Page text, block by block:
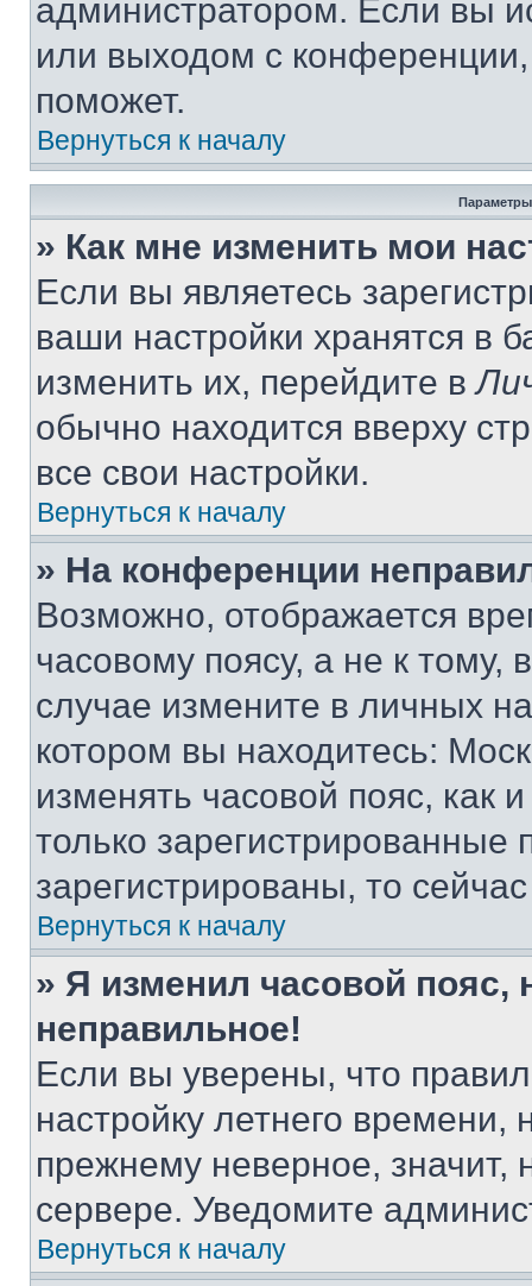
администратором. Если вы
или выходом с
поможет.
Вернуться к началу
Параметры
» Как мне изменить мои
Если вы являетесь
ваши настройки хранятся в
изменить их, перейдите в
обычно находится вверху
все свои настройки.
Вернуться к началу
» На конференции
Возможно, отображается
часовому поясу, а не к тому,
случае измените в личных
котором вы находитесь:
изменять часовой пояс, как
только
зарегистрированы, то
Вернуться к началу
» Я изменил часовой пояс,
неправильное!
Если вы уверены, что
настройку летнего
прежнему неверное, значит,
сервере. Уведомите
Вернуться к началу